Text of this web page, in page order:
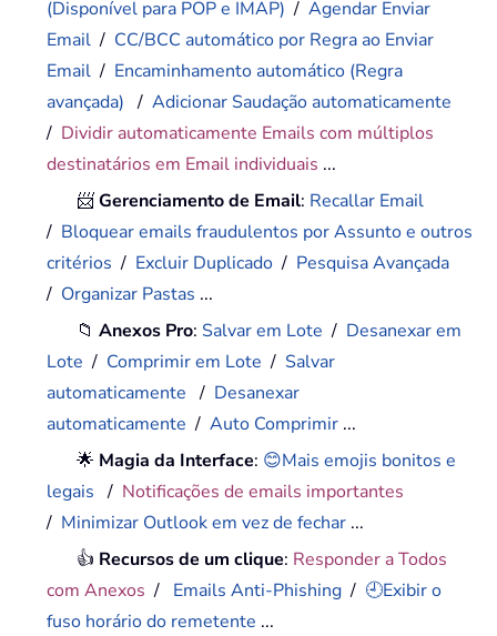
(Disponível para POP e IMAP) /Agendar Enviar
Email / CC/BCC automático por Regra ao Enviar
Email / Encaminhamento automático (Regra
avançada) /Adicionar Saudação automaticamente
/ Dividir automaticamente Emails com múltiplos
destinatários em Email individuais ...
📨Gerenciamento de Email: Recallar Email
/ Bloquear emails fraudulentos por Assunto e outros
critérios / Excluir Duplicado / Pesquisa Avançada
/ Organizar Pastas ...
📁Anexos Pro: Salvar em Lote / Desanexar em
Lote / Comprimir em Lote / Salvar
automaticamente / Desanexar
automaticamente /Auto Comprimir ...
🌟 Magia da Interface: 😊Mais emojis bonitos e
legais / Notificações de emails importantes
/ Minimizar Outlook em vez de fechar ...
👍 Recursos de um clique: Responder a Todos
com Anexos / Emails Anti-Phishing / 🕘Exibir o
fuso horário do remetente ...